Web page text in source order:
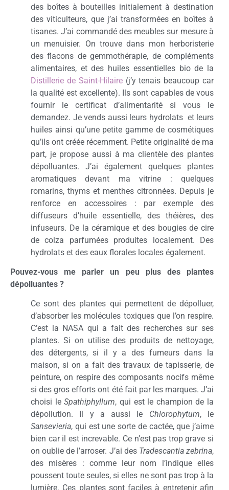
des boîtes à bouteilles initialement à destination
des viticulteurs, que j’ai transformées en boîtes à
tisanes. J’ai commandé des meubles sur mesure à
un menuisier. On trouve dans mon herboristerie
des flacons de gemmothérapie, de compléments
alimentaires, et des huiles essentielles bio de la
Distillerie de Saint-Hilaire(j’y tenais beaucoup car
la qualité est excellente). Ils sont capables de vous
fournir le certificat d’alimentarité si vous le
demandez. Je vends aussi leurs hydrolats et leurs
huiles ainsi qu’une petite gamme de cosmétiques
qu’ils ont créée récemment. Petite originalité de ma
part, je propose aussi à ma clientèle des plantes
dépolluantes. J’ai également quelques plantes
aromatiques devant ma vitrine : quelques
romarins, thyms et menthes citronnées. Depuis je
renforce en accessoires : par exemple des
diffuseurs d’huile essentielle, des théières, des
infuseurs. De la céramique et des bougies de cire
de colza parfumées produites localement. Des
hydrolats et des eaux florales locales également.
Pouvez-vous me parler un peu plus des plantes
dépolluantes ?
Ce sont des plantes qui permettent de dépolluer,
d’absorber les molécules toxiques que l’on respire.
C’est la NASA qui a fait des recherches sur ses
plantes. Si on utilise des produits de nettoyage,
des détergents, si il y a des fumeurs dans la
maison, si on a fait des travaux de tapisserie, de
peinture, on respire des composants nocifs même
si des gros efforts ont été fait par les marques. J’ai
choisi leSpathiphyllum, qui est le champion de la
dépollution. Il y a aussi le Chlorophytum, le
Sansevieria, qui est une sorte de cactée, que j’aime
bien car il est increvable. Ce n’est pas trop grave si
on oublie de l’arroser. J’ai des Tradescantia zebrina,
des misères : comme leur nom l’indique elles
poussent toute seules, si elles ne sont pas trop à la
lumière. Ces plantes sont faciles à entretenir afin